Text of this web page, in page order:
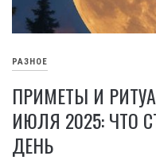
РАЗНОЕ
ПРИМЕТЫ И
ИЮЛЯ 2025: ЧТО
ДЕНЬ